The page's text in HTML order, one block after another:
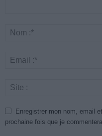
Enregistrer mon nom, email
prochaine fois que je